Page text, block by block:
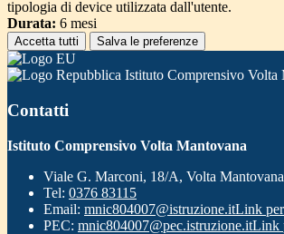
tipologia di device utilizzata dall'utente.
Durata: 6 mesi
Accetta tutti Salva le preferenze
Istituto Comprensivo Volta
Contatti
Istituto Comprensivo Volta Mantovana
Viale G. Marconi, 18/A, Volta Mantovana
Tel: 0376 83115
Email: mnic804007@istruzione.itLink
PEC: mnic804007@pec.istruzione.itLink